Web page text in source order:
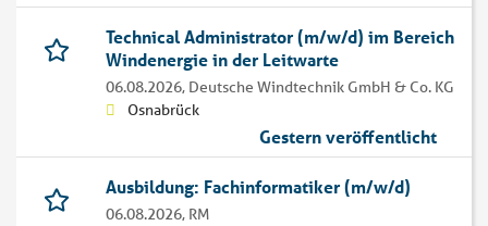
Technical Administrator (m/w/d) im Bereich
Windenergie in der Leitwarte
06.08.2026, Deutsche Windtechnik GmbH & Co. KG
Osnabrück
Gestern veröffentlicht
Ausbildung: Fachinformatiker (m/w/d)
06.08.2026, RM